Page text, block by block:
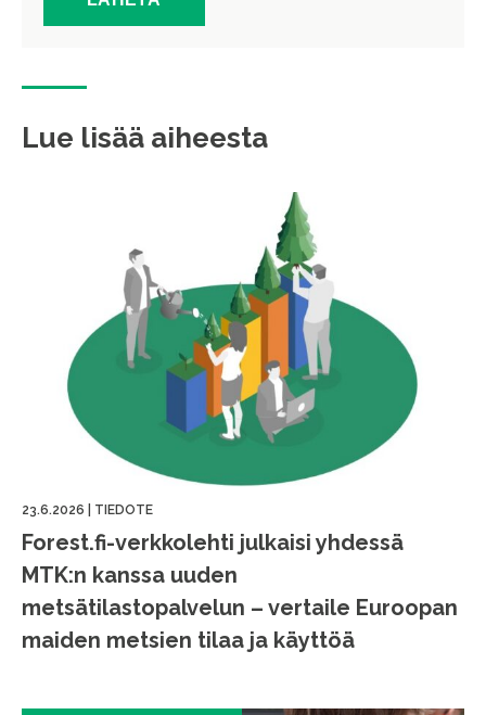
Lue lisää aiheesta
23.6.2026 TIEDOTE
Forest.fi-verkkolehti julkaisi yhdessä
MTK:n kanssa uuden
metsätilastopalvelun – vertaile Euroopan
maiden metsien tilaa ja käyttöä